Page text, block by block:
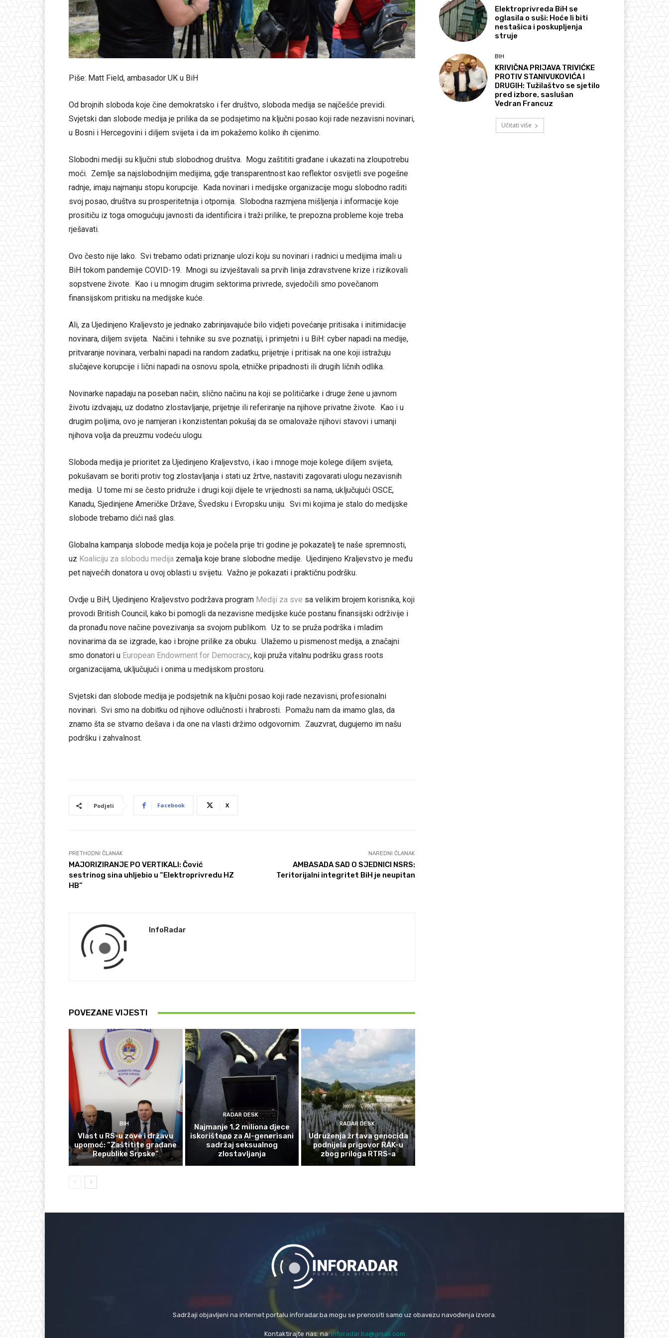
Piše: Matt Field, ambasador UK u BiH
Od brojnih sloboda koje čine demokratsko i fer društvo, sloboda medija se najčešće previdi.
Svjetski dan slobode medija je prilika da se podsjetimo na ključni posao koji rade nezavisni novinari,
u Bosni i Hercegovini i diljem svijeta i da im pokažemo koliko ih cijenimo.
Slobodni mediji su ključni stub slobodnog društva. Mogu zaštititi građane i ukazati na zloupotrebu
moći. Zemlje sa najslobodnijim medijima, gdje transparentnost kao reflektor osvijetli sve pogešne
radnje, imaju najmanju stopu korupcije. Kada novinari i medijske organizacije mogu slobodno raditi
svoj posao, društva su prosperitetnija i otpornija. Slobodna razmjena mišljenja i informacije koje
prositiču iz toga omogućuju javnosti da identificira i traži prilike, te prepozna probleme koje treba
rješavati.
Ovo često nije lako. Svi trebamo odati priznanje ulozi koju su novinari i radnici u medijima imali u
BiH tokom pandemije COVID-19. Mnogi su izvještavali sa prvih linija zdravstvene krize i rizikovali
sopstvene živote. Kao i u mnogim drugim sektorima privrede, svjedočili smo povečanom
finansijskom pritisku na medijske kuće.
Ali, za Ujedinjeno Kraljevsto je jednako zabrinjavajuće bilo vidjeti povećanje pritisaka i initimidacije
novinara, diljem svijeta. Načini i tehnike su sve poznatiji, i primjetni i u BiH: cyber napadi na medije,
pritvaranje novinara, verbalni napadi na random zadatku, prijetnje i pritisak na one koji istražuju
slučajeve korupcije i lični napadi na osnovu spola, etničke pripadnosti ili drugih ličnih odlika.
Novinarke napadaju na poseban način, slično načinu na koji se političarke i druge žene u javnom
životu izdvajaju, uz dodatno zlostavljanje, prijetnje ili referiranje na njihove privatne živote. Kao i u
drugim poljima, ovo je namjeran i konzistentan pokušaj da se omalovaže njihovi stavovi i umanji
njihova volja da preuzmu vodeću ulogu.
Sloboda medija je prioritet za Ujedinjeno Kraljevstvo, i kao i mnoge moje kolege diljem svijeta,
pokušavam se boriti protiv tog zlostavljanja i stati uz žrtve, nastaviti zagovarati ulogu nezavisnih
medija. U tome mi se često pridruže i drugi koji dijele te vrijednosti sa nama, uključujući OSCE,
Kanadu, Sjedinjene Američke Države, Švedsku i Evropsku uniju. Svi mi kojima je stalo do medijske
slobode trebamo dići naš glas.
Globalna kampanja slobode medija koja je počela prije tri godine je pokazatelj te naše spremnosti,
uz Koaliciju za slobodu medija zemalja koje brane slobodne medije. Ujedinjeno Kraljevstvo je među
pet najvećih donatora u ovoj oblasti u svijetu. Važno je pokazati i praktičnu podršku.
Ovdje u BiH, Ujedinjeno Kraljevstvo podržava program Mediji za sve sa velikim brojem korisnika, koji
provodi British Council, kako bi pomogli da nezavisne medijske kuće postanu finansijski održivije i
da pronađu nove načine povezivanja sa svojom publikom. Uz to se pruža podrška i mladim
novinarima da se izgrade, kao i brojne prilike za obuku. Ulažemo u pismenost medija, a značajni
smo donatori u European Endowment for Democracy, koji pruža vitalnu podršku grass roots
organizacijama, uključujući i onima u medijskom prostoru.
Svjetski dan slobode medija je podsjetnik na ključni posao koji rade nezavisni, profesionalni
novinari. Svi smo na dobitku od njihove odlučnosti i hrabrosti. Pomažu nam da imamo glas, da
znamo šta se stvarno dešava i da one na vlasti držimo odgovornim. Zauzvrat, dugujemo im našu
podršku i zahvalnost.
Podjeli Facebook X
PRETHODNI ČLANAK
MAJORIZIRANJE PO VERTIKALI: Čović
sestrinog sina uhljebio u “Elektroprivredu HZ
HB”
NAREDNI ČLANAK
AMBASADA SAD O SJEDNICI NSRS:
Teritorijalni integritet BiH je neupitan
InfoRadar
POVEZANE VIJESTI
BIH
Vlast u RS-u zove i državu
upomoć: “Zaštitite građane
Republike Srpske”
RADAR DESK
Najmanje 1,2 miliona djece
iskorišteno za AI-generisani
sadržaj seksualnog
zlostavljanja
RADAR DESK
Udruženja žrtava genocida
podnijela prigovor RAK-u
zbog priloga RTRS-a
Elektroprivreda BiH se
oglasila o suši: Hoće li biti
nestašica i poskupljenja
struje
BIH
KRIVIČNA PRIJAVA TRIVIĆKE
PROTIV STANIVUKOVIĆA I
DRUGIH: Tužilaštvo se sjetilo
pred izbore, saslušan
Vedran Francuz
Učitati više
Sadržaji objavljeni na internet portalu inforadar.ba mogu se prenositi samo uz obavezu navođenja izvora.
Kontaktirajte nas: na:inforadar.ba@gmail.com